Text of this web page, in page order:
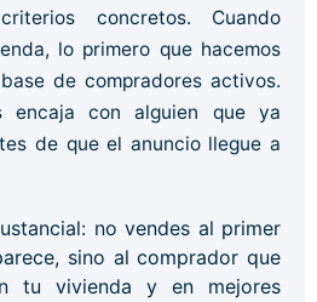
concretos. Cuando
lo primero que hacemos
de compradores activos.
encaja con alguien que ya
de que el anuncio llegue a
no vendes al primer
sino al comprador que
tu vivienda y en mejores